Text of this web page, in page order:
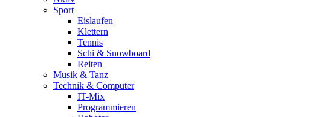
Sport
Eislaufen
Klettern
Tennis
Schi & Snowboard
Reiten
Musik & Tanz
Technik & Computer
IT-Mix
Programmieren